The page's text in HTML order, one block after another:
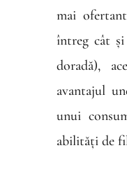
mai
întreg cât
doradă),
avantajul
unui
abilități de